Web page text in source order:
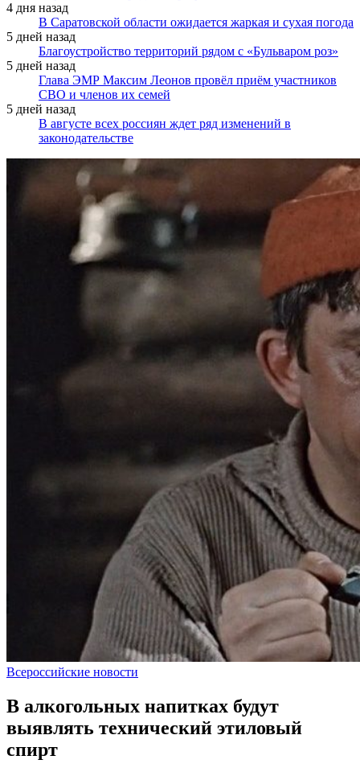
4 дня назад
В Саратовской области ожидается жаркая и сухая погода
5 дней назад
Благоустройство территорий рядом с «Бульваром роз»
5 дней назад
Глава ЭМР Максим Леонов провёл приём участников
СВО и членов их семей
5 дней назад
В августе всех россиян ждет ряд изменений в
законодательстве
Всероссийские новости
В алкогольных напитках будут
выявлять технический этиловый
спирт